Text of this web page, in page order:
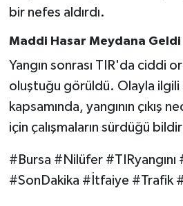
bir nefes aldırdı.
Maddi Hasar Meydana Geldi
Yangın sonrası TIR'da ciddi
oluştuğu görüldü. Olayla ilgili
kapsamında, yangının çıkış
için çalışmaların sürdüğü
#Bursa #Nilüfer #TIRyangını
#SonDakika #İtfaiye #Trafik